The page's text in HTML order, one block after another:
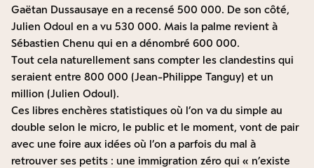
Gaëtan Dussausaye en a recensé 500 000. De son côté,
Julien Odoul en a vu 530 000. Mais la palme revient à
Sébastien Chenu qui en a dénombré 600 000.
Tout cela naturellement sans compter les clandestins qui
seraient entre 800 000 (Jean-Philippe Tanguy) et un
million (Julien Odoul).
Ces libres enchères statistiques où l’on va du simple au
double selon le micro, le public et le moment, vont de pair
avec une foire aux idées où l’on a parfois du mal à
retrouver ses petits : une immigration zéro qui « n’existe